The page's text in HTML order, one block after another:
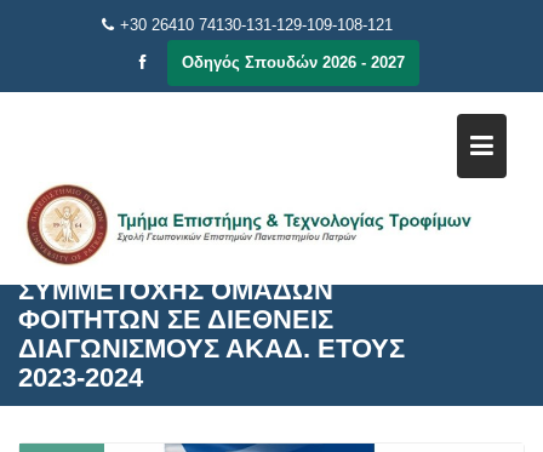
+30 26410 74130-131-129-109-108-121
Οδηγός Σπουδών 2026 - 2027
ΠΡΟΓΡΑΜΜΑ ΙΚΥ ΓΙΑ ΕΝΙΣΧΥΣΗ
ΣΥΜΜΕΤΟΧΗΣ ΟΜΑΔΩΝ
ΦΟΙΤΗΤΩΝ ΣΕ ΔΙΕΘΝΕΙΣ
ΔΙΑΓΩΝΙΣΜΟΥΣ ΑΚΑΔ. ΕΤΟΥΣ
2023-2024